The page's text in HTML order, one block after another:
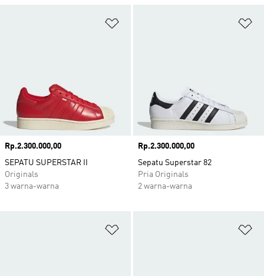
Harga
Rp.2.300.000,00
SEPATU SUPERSTAR II
Originals
3 warna-warna
Harga
Rp.2.300.000,00
Sepatu Superstar 82
Pria Originals
2 warna-warna